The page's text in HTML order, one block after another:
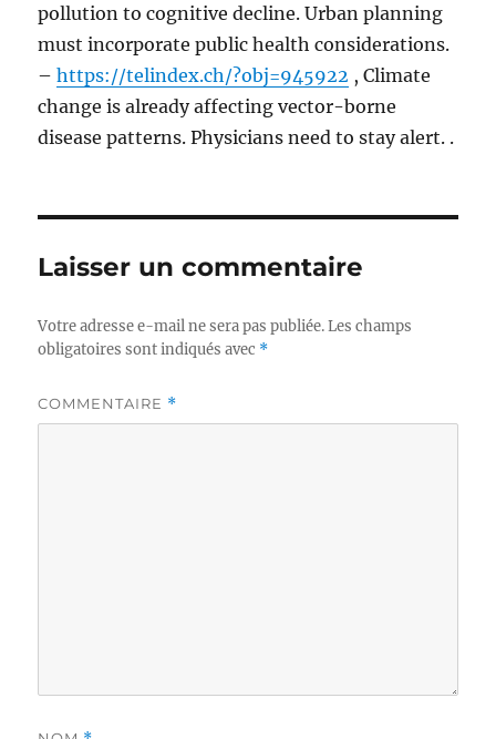
pollution to cognitive decline. Urban planning
must incorporate public health considerations.
–https://telindex.ch/?obj=945922 , Climate
change is already affecting vector-borne
disease patterns. Physicians need to stay alert. .
Laisser un commentaire
Votre adresse e-mail ne sera pas publiée. Les champs
obligatoires sont indiqués avec *
COMMENTAIRE *